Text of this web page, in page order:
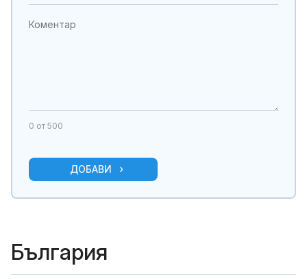
0 от 500
ДОБАВИ
България